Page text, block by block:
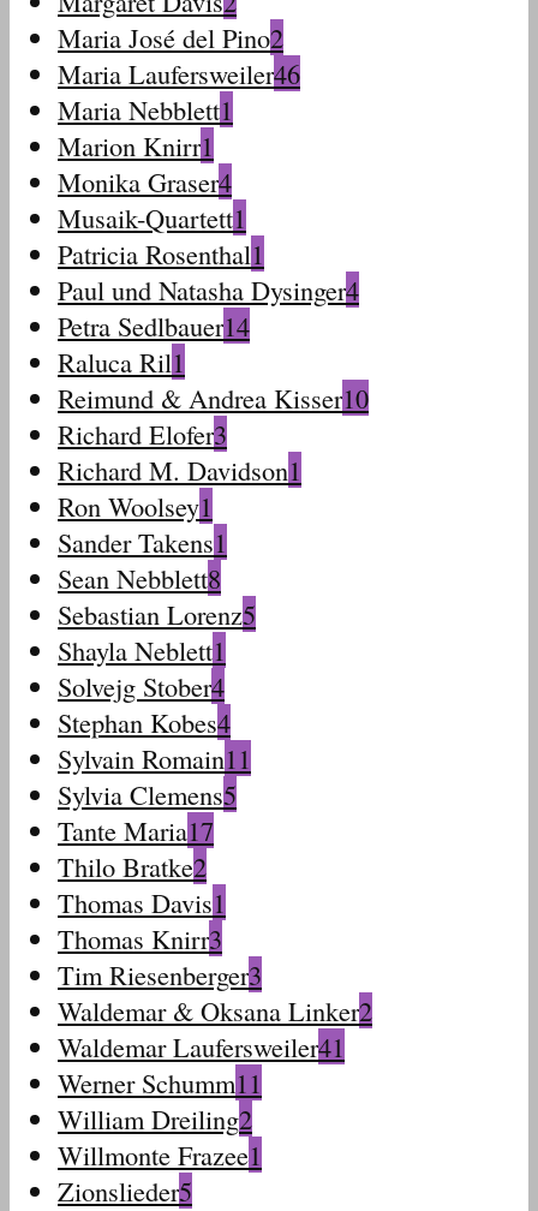
Maria José del Pino2
Maria Laufersweiler46
Maria Nebblett1
Marion Knirr1
Monika Graser4
Musaik-Quartett1
Patricia Rosenthal1
Paul und Natasha Dysinger4
Petra Sedlbauer14
Raluca Ril1
Reimund & Andrea Kisser10
Richard Elofer3
Richard M. Davidson1
Ron Woolsey1
Sander Takens1
Sean Nebblett8
Sebastian Lorenz5
Shayla Neblett1
Solvejg Stober4
Stephan Kobes4
Sylvain Romain11
Sylvia Clemens5
Tante Maria17
Thilo Bratke2
Thomas Davis1
Thomas Knirr3
Tim Riesenberger3
Waldemar & Oksana Linker2
Waldemar Laufersweiler41
Werner Schumm11
William Dreiling2
Willmonte Frazee1
Zionslieder5